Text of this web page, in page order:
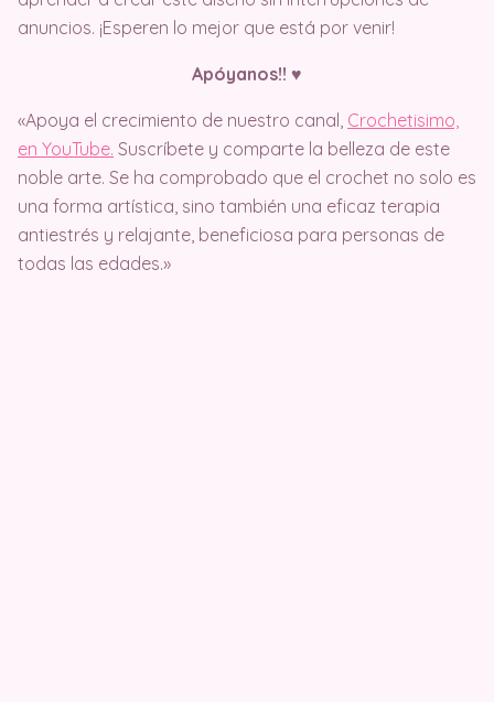
anuncios. ¡Esperen lo mejor que está por venir!
Apóyanos!! ♥️
«Apoya el crecimiento de nuestro canal, Crochetisimo,
en YouTube. Suscríbete y comparte la belleza de este
noble arte. Se ha comprobado que el crochet no solo es
una forma artística, sino también una eficaz terapia
antiestrés y relajante, beneficiosa para personas de
todas las edades.»